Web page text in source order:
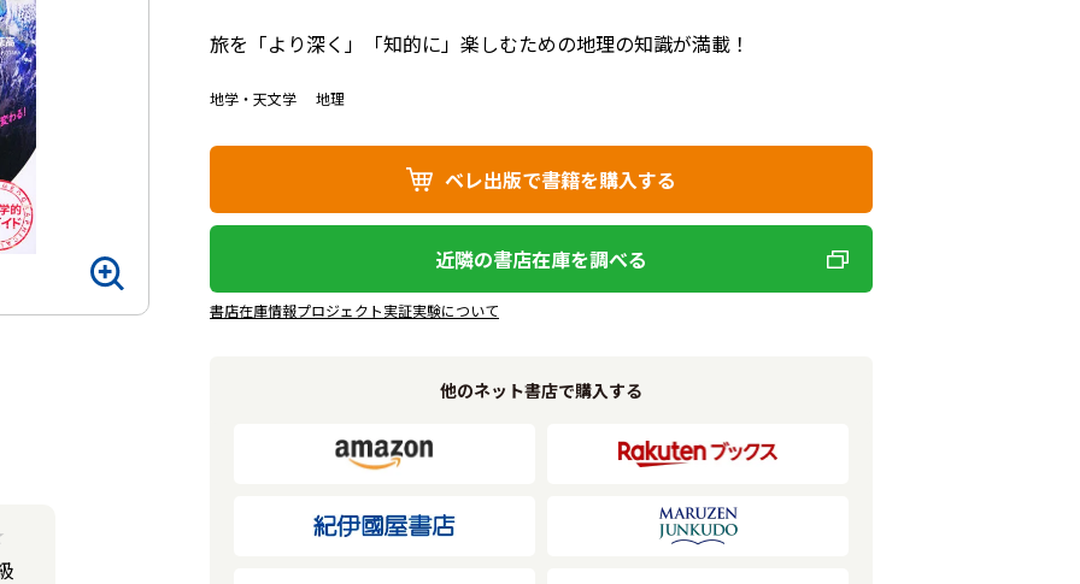
旅を「より深く」「知的に」楽しむための地理の知識が満載！
地学・天文学 地理
ベレ出版で書籍を購入する
近隣の書店在庫を調べる
書店在庫情報プロジェクト実証実験について
他のネット書店で購入する